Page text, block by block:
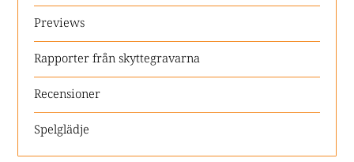
Previews
Rapporter från skyttegravarna
Recensioner
Spelglädje